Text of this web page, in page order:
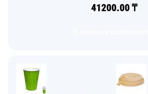
41200.00₸